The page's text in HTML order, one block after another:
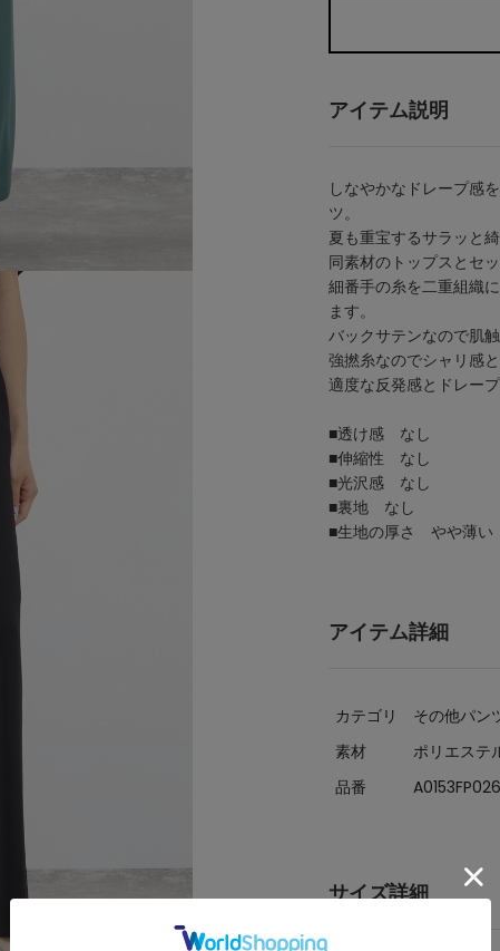
アイテム説明
しなやかなドレープ感
ツ。
夏も重宝するサラッと
同素材のトップスとセ
細番手の糸を二重組織
ます。
バックサテンなので肌
強撚糸なのでシャリ感
適度な反発感とドレー
■透け感 なし
■伸縮性 なし
■光沢感 なし
■裏地 なし
■生地の厚さ やや薄い
アイテム詳細
カテゴリ
その他パン
素材
ポリエステ
品番
A0153FP026
サイズ詳細